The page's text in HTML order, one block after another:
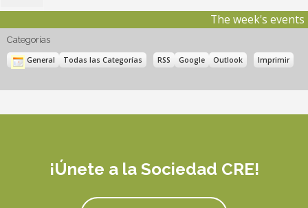
The week's events
noviembre,
2026
Categorías
General Todas las Categorías RSS
Subscribe
in
Google
Subscribe
in
Outlook ImprimirVistas
¡Únete a la Sociedad CRE!